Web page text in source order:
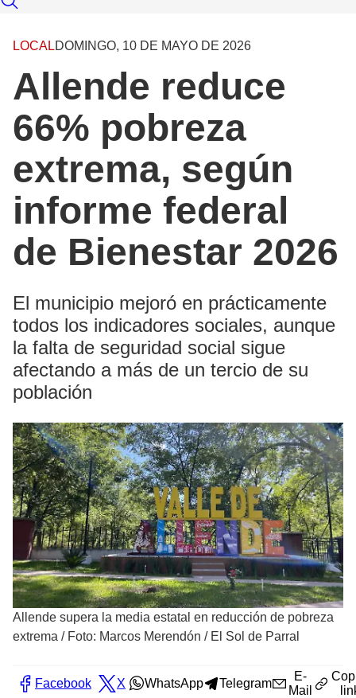
LOCALDOMINGO, 10 DE MAYO DE 2026
Allende reduce
66% pobreza
extrema, según
informe federal
de Bienestar 2026
El municipio mejoró en prácticamente
todos los indicadores sociales, aunque
la falta de seguridad social sigue
afectando a más de un tercio de su
población
Allende supera la media estatal en reducción de pobreza
extrema / Foto: Marcos Merendón / El Sol de Parral
Facebook X WhatsApp Telegram
E-
Mail